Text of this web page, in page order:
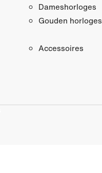
Dameshorloges
Gouden horloges
Accessoires